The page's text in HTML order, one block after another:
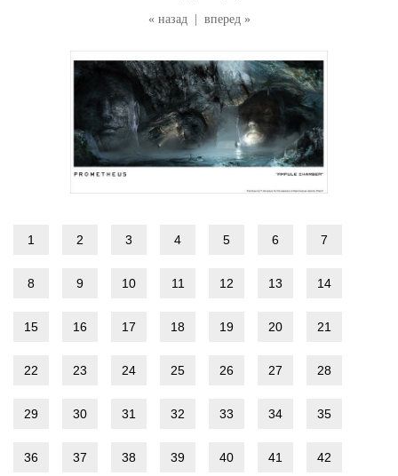
« назад
вперед »
1 2 3 4 5 6 7
8 9 10 11 12 13 14
15 16 17 18 19 20 21
22 23 24 25 26 27 28
29 30 31 32 33 34 35
36 37 38 39 40 41 42